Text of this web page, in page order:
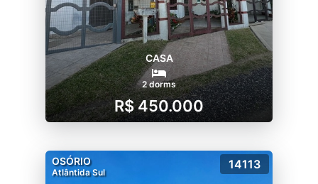
CASA
2 dorms
R$ 450.000
OSÓRIO
Atlântida Sul
14113